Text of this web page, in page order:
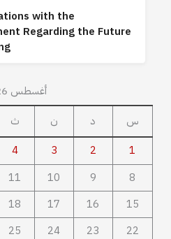
with the
Regarding the Future
أغسطس 2026
س
د ن ث
1
2
3
4
8
9
10
11
15
16
17
18
22
23
24
25